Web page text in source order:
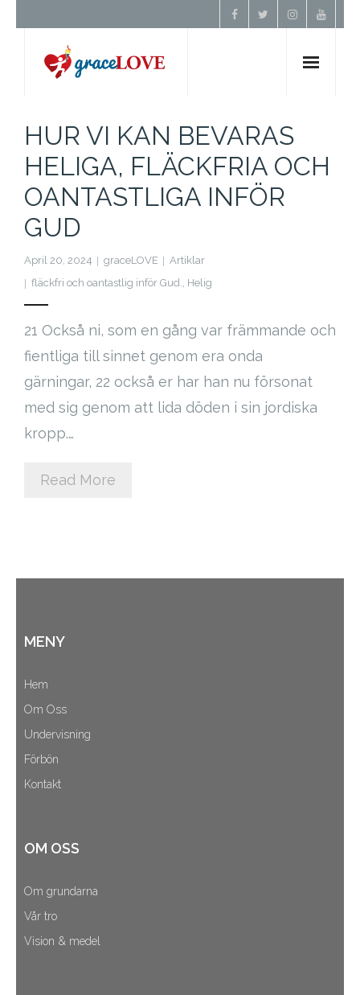
Om Oss
Undervisning
Donera
Cart ( 0Items)
HUR VI KAN BEVARAS
HELIGA, FLÄCKFRIA OCH
OANTASTLIGA INFÖR
GUD
April 20, 2024 graceLOVE
Artiklar
fläckfri och oantastlig inför Gud., Helig
21 Också ni, som en gång var främmande och
fientliga till sinnet genom era onda
gärningar, 22 också er har han nu försonat
med sig genom att lida döden i sin jordiska
kropp.…
Read More
MENY
Hem
Om Oss
Undervisning
Förbön
Kontakt
OM OSS
Om grundarna
Vår tro
Vision & medel